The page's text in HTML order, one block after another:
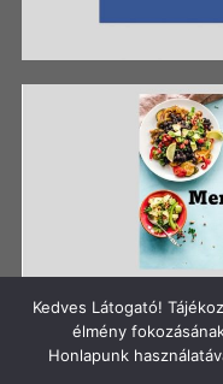
Szerzői jog:
Kedves Látogató!
élmény
Honlapunk